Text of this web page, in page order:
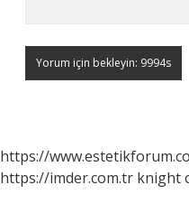
https://
https://imder.com.tr knight